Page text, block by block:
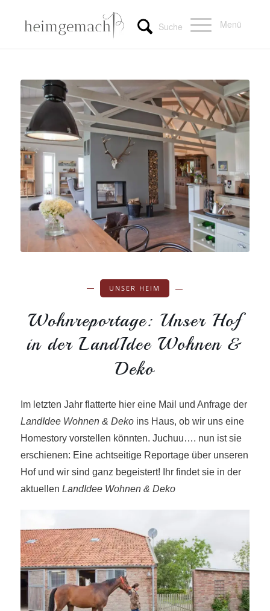
Suche Menü
UNSER HEIM
Wohnreportage: Unser Hof
in der LandIdee Wohnen &
Deko
Im letzten Jahr flatterte hier eine Mail und Anfrage der
LandIdee Wohnen & Dekoins Haus, ob wir uns eine
Homestory vorstellen könnten. Juchuu…. nun ist sie
erschienen: Eine achtseitige Reportage über unseren
Hof und wir sind ganz begeistert! Ihr findet sie in der
aktuellen LandIdee Wohnen & Deko